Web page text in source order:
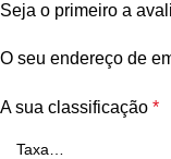
Seja o primeiro a
O seu endereço de
A sua classificação *